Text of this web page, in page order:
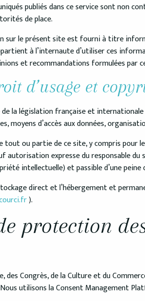
publiés dans ce service sont non
de place.
sur le présent site est fourni à titre
à l’internaute d’utiliser ces
et recommandations formulées par
d’usage et
de la législation française et
moyens d’accès aux données,
tout ou partie de ce site, y compris
expresse du responsable
intellectuelle) et passible d’une
direct et l’hébergement et
).
protection
des Congrès, de la Culture et du
Nous utilisons la Consent Management